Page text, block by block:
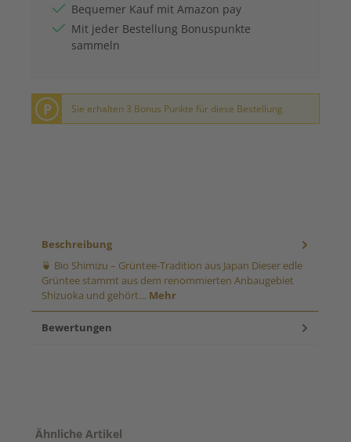
Bequemer Kauf mit Amazon pay
Mit jeder Bestellung Bonuspunkte
sammeln
P Sie erhalten 3 Bonus Punkte für diese Bestellung
Beschreibung
🍵 Bio Shimizu – Grüntee-Tradition aus Japan Dieser edle
Grüntee stammt aus dem renommierten Anbaugebiet
Shizuoka und gehört… Mehr
Bewertungen
Produktgalerie überspringen
Ähnliche Artikel